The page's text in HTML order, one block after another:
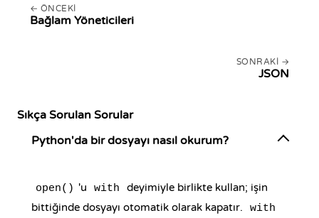
ÖNCEKI
Bağlam Yöneticileri
SONRAKI
JSON
Sıkça Sorulan Sorular
Python'da bir dosyayı nasıl okurum?
open() 'u with
deyimiyle birlikte kullan; işin
bittiğinde dosyayı otomatik olarak kapatır.
with